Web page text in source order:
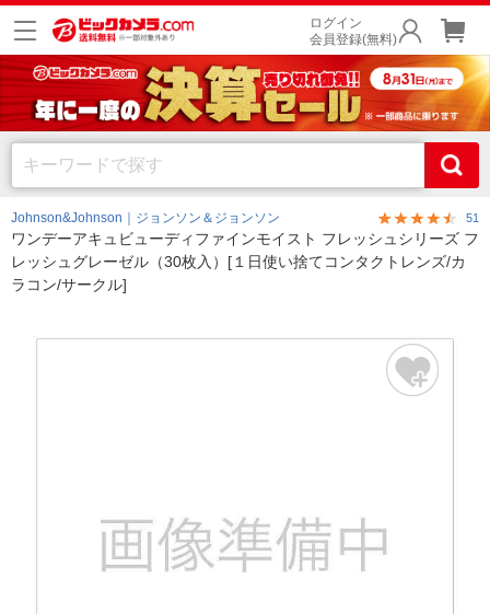
ログイン
会員登録(無料)
Johnson&Johnson｜ジョンソン＆ジョンソン 51
ワンデーアキュビューディファインモイスト フレッシュシリーズ フ
レッシュグレーゼル（30枚入）[１日使い捨てコンタクトレンズ/カ
ラコン/サークル]